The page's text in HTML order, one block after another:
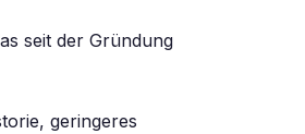
seit der Gründung
geringeres